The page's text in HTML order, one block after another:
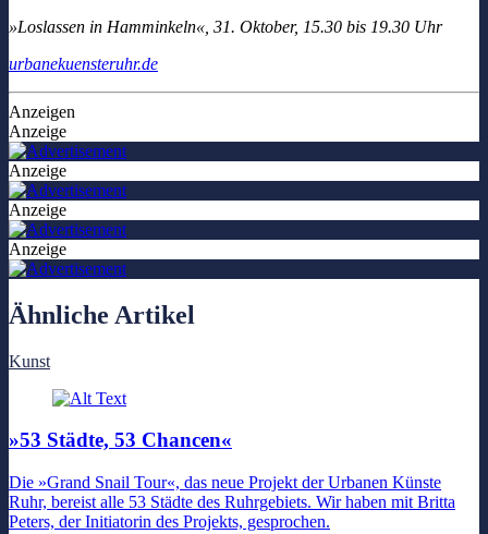
»Loslassen in Hamminkeln«, 31. Oktober, 15.30 bis 19.30 Uhr
urbanekuensteruhr.de
Anzeigen
Anzeige
Anzeige
Anzeige
Anzeige
Ähnliche Artikel
Kunst
»53 Städte, 53 Chancen«
Die »Grand Snail Tour«, das neue Projekt der Urbanen Künste
Ruhr, bereist alle 53 Städte des Ruhrgebiets. Wir haben mit Britta
Peters, der Initiatorin des Projekts, gesprochen.